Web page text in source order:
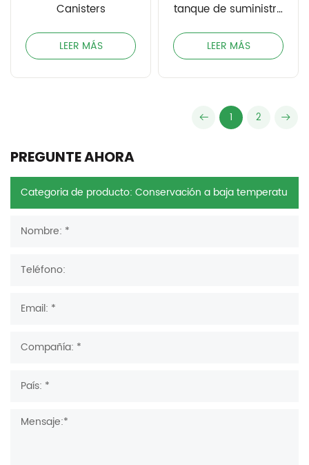
Canisters
LEER MÁS
tanque de suministro
LEER MÁS
1 2
PREGUNTE AHORA